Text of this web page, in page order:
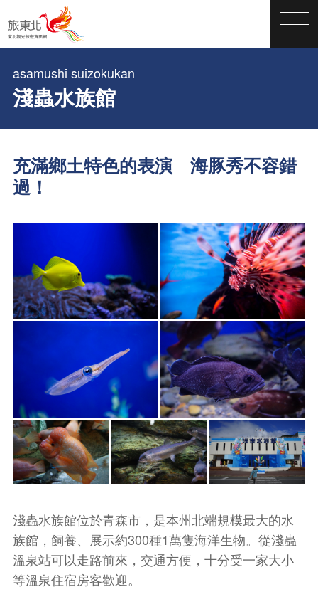
淺蟲水族館
asamushi suizokukan
充滿鄉土特色的表演 海豚秀不容錯
過！
淺蟲水族館位於青森市，是本州北端規模最大的水
族館，飼養、展示約300種1萬隻海洋生物。從淺蟲
溫泉站可以走路前來，交通方便，十分受一家大小
等溫泉住宿房客歡迎。